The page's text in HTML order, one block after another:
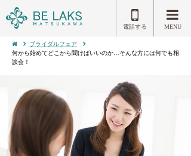
電話する MENU
ブライダルフェア
何から始めてどこから聞けばいいのか…そんな方には何でも相
談会！